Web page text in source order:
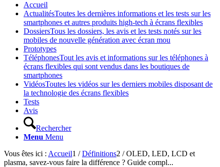
Accueil
ActualitésToutes les dernières informations et les tests sur les
smartphones et autres produits high-tech à écrans flexibles
DossiersTous les dossiers, les avis et les tests notés sur les
mobiles de nouvelle génération avec écran mou
Prototypes
TéléphonesTout les avis et informations sur les téléphones à
écrans flexibles qui sont vendus dans les boutiques de
smartphones
VidéosToutes les vidéos sur les derniers mobiles disposant de
la technologie des écrans flexibles
Tests
Avis
Rechercher
Menu Menu
Vous êtes ici : Accueil1 / Définitions2 / OLED, LED, LCD et
plasma, savez-vous faire la différence ? Guide compl...